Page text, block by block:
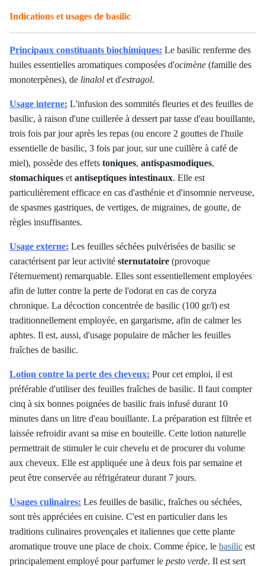
Indications et usages de basilic
Principaux constituants biochimiques: Le basilic renferme des
huiles essentielles aromatiques composées d'ocimène (famille des
monoterpènes), de linalol et d'estragol.
Usage interne: L'infusion des sommités fleuries et des feuilles de
basilic, à raison d'une cuillerée à dessert par tasse d'eau bouillante,
trois fois par jour après les repas (ou encore 2 gouttes de l'huile
essentielle de basilic, 3 fois par jour, sur une cuillère à café de
miel), possède des effets toniques, antispasmodiques,
stomachiques et antiseptiques intestinaux. Elle est
particulièrement efficace en cas d'asthénie et d'insomnie nerveuse,
de spasmes gastriques, de vertiges, de migraines, de goutte, de
règles insuffisantes.
Usage externe: Les feuilles séchées pulvérisées de basilic se
caractérisent par leur activité sternutatoire (provoque
l'éternuement) remarquable. Elles sont essentiellement employées
afin de lutter contre la perte de l'odorat en cas de coryza
chronique. La décoction concentrée de basilic (100 gr/l) est
traditionnellement employée, en gargarisme, afin de calmer les
aphtes. Il est, aussi, d'usage populaire de mâcher les feuilles
fraîches de basilic.
Lotion contre la perte des cheveux: Pour cet emploi, il est
préférable d'utiliser des feuilles fraîches de basilic. Il faut compter
cinq à six bonnes poignées de basilic frais infusé durant 10
minutes dans un litre d'eau bouillante. La préparation est filtrée et
laissée refroidir avant sa mise en bouteille. Cette lotion naturelle
permettrait de stimuler le cuir chevelu et de procurer du volume
aux cheveux. Elle est appliquée une à deux fois par semaine et
peut être conservée au réfrigérateur durant 7 jours.
Usages culinaires: Les feuilles de basilic, fraîches ou séchées,
sont très appréciées en cuisine. C'est en particulier dans les
traditions culinaires provençales et italiennes que cette plante
aromatique trouve une place de choix. Comme épice, le basilic est
principalement employé pour parfumer le pesto verde. Il est sert